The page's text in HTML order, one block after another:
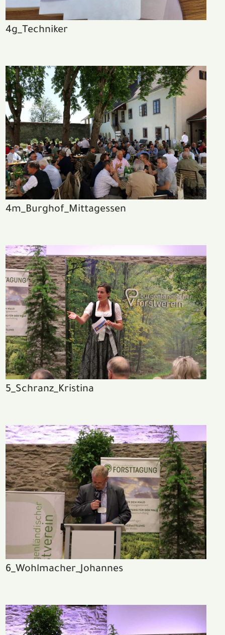
4g_Techniker
4m_Burghof_Mittagessen
5_Schranz_Kristina
6_Wohlmacher_Johannes